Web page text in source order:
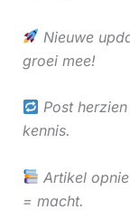
Nieuwe
groei mee!
Post
kennis.
Artikel
= macht.